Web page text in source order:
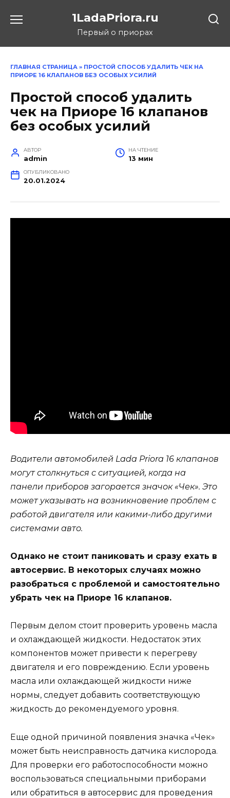
1LadaPriora.ru
Первый о приорах
ГЛАВНАЯ СТРАНИЦА » ПРОСТОЙ СПОСОБ УДАЛИТЬ ЧЕК НА
ПРИОРЕ 16 КЛАПАНОВ БЕЗ ОСОБЫХ УСИЛИЙ
Простой способ удалить
чек на Приоре 16 клапанов
без особых усилий
АВТОР
admin
НА ЧТЕНИЕ
13 мин
ОПУБЛИКОВАНО
20.01.2024
Водители автомобилей Lada Priora 16 клапанов
могут столкнуться с ситуацией, когда на
панели приборов загорается значок «Чек». Это
может указывать на возникновение проблем с
работой двигателя или какими-либо другими
системами авто.
Однако не стоит паниковать и сразу ехать в
автосервис. В некоторых случаях можно
разобраться с проблемой и самостоятельно
убрать чек на Приоре 16 клапанов.
Первым делом стоит проверить уровень масла
и охлаждающей жидкости. Недостаток этих
компонентов может привести к перегреву
двигателя и его повреждению. Если уровень
масла или охлаждающей жидкости ниже
нормы, следует добавить соответствующую
жидкость до рекомендуемого уровня.
Еще одной причиной появления значка «Чек»
может быть неисправность датчика кислорода.
Для проверки его работоспособности можно
воспользоваться специальными приборами
или обратиться в автосервис для проведения